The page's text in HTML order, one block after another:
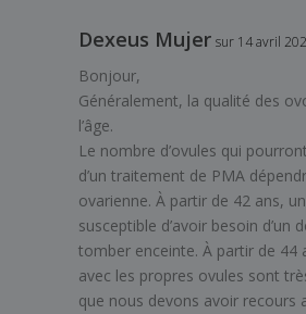
Dexeus Mujer sur 14 avril
Bonjour,
Généralement, la qualité des
l’âge.
Le nombre d’ovules qui
d’un traitement de PMA
ovarienne. À partir de 42 ans,
susceptible d’avoir besoin d’un
tomber enceinte. À partir de 44
avec les propres ovules sont
que nous devons avoir recours